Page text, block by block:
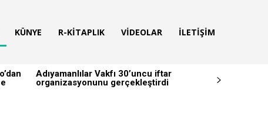
KÜNYE R-KITAPLIK VIDEOLAR İLETIŞIM
Adıyamanlılar Vakfı 30’uncu iftar
organizasyonunu gerçekleştirdi